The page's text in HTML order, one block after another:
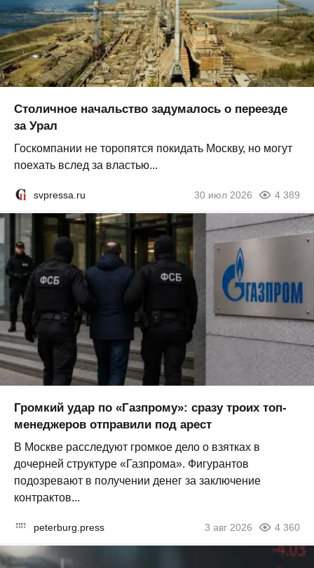
Столичное начальство задумалось о переезде
за Урал
Госкомпании не торопятся покидать Москву, но могут
поехать вслед за властью...
svpressa.ru 30 июл 2026 4 389
Громкий удар по «Газпрому»: сразу троих топ-
менеджеров отправили под арест
В Москве расследуют громкое дело о взятках в
дочерней структуре «Газпрома». Фигурантов
подозревают в получении денег за заключение
контрактов...
peterburg.press 3 авг 2026 4 360